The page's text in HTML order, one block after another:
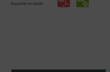
disponible en ebook: